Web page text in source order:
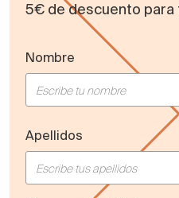
5€ de descuento para
Nombre
Apellidos